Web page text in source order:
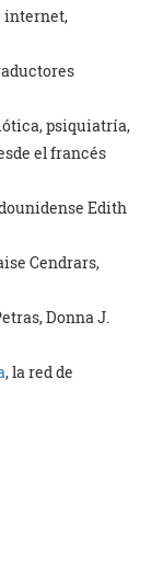
internet,
psiquiatría,
el francés
Edith
Cendrars,
Donna J.
, la red de